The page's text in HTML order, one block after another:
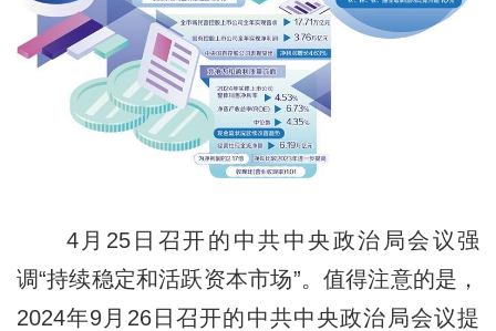
4月25日召开的中共中央政治局会议强
调“持续稳定和活跃资本市场”。值得注意的是，
2024年9月26日召开的中共中央政治局会议提